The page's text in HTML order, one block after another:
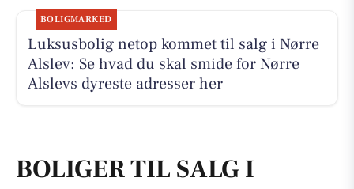
BOLIGMARKED
Luksusbolig netop kommet til salg i Nørre
Alslev: Se hvad du skal smide for Nørre
Alslevs dyreste adresser her
BOLIGER TIL SALG I